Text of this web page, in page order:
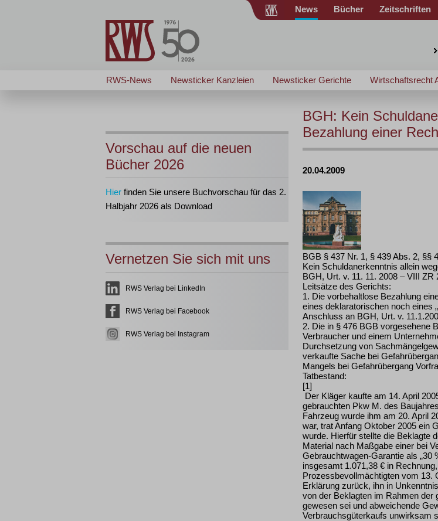
News Bücher Zeitschriften
RWS-News Newsticker Kanzleien Newsticker Gerichte Wirtschaftsrecht
Vorschau auf die neuen
Bücher 2026
Hier finden Sie unsere Buchvorschau für das 2.
Halbjahr 2026 als Download
Vernetzen Sie sich mit uns
RWS Verlag bei LinkedIn
RWS Verlag bei Facebook
RWS Verlag bei Instagram
BGH: Kein
Bezahlung einer
20.04.2009
BGB § 437 Nr. 1, § 439 Abs. 2, §§
Kein Schuldanerkenntnis allein
BGH, Urt. v. 11. 11. 2008 – VIII ZR
Leitsätze des Gerichts:
1. Die vorbehaltlose Bezahlung
eines deklaratorischen noch eines
Anschluss an BGH, Urt. v.
2. Die in § 476 BGB vorgesehene
Verbraucher und einem
Durchsetzung von
verkaufte Sache bei
Mangels bei Gefahrübergang
Tatbestand:
[1]
Der Kläger kaufte am 14. April
gebrauchten Pkw M. des
Fahrzeug wurde ihm am 20. April
war, trat Anfang Oktober 2005 ein
wurde. Hierfür stellte die Beklagte
Material nach Maßgabe einer bei
Gebrauchtwagen-Garantie als „30
insgesamt 1.071,38 € in
Prozessbevollmächtigten vom 13.
Erklärung zurück, ihn in
von der Beklagten im Rahmen
gewesen sei und abweichende
Verbrauchsgüterkaufs unwirksam